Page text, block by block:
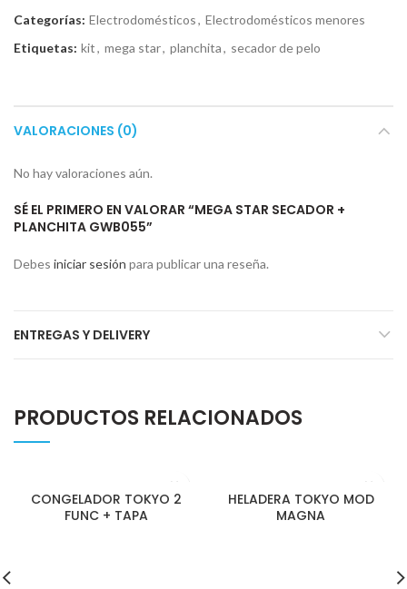
Categorías: Electrodomésticos, Electrodomésticos menores
Etiquetas: kit, mega star, planchita, secador de pelo
VALORACIONES (0)
No hay valoraciones aún.
SÉ EL PRIMERO EN VALORAR “MEGA STAR SECADOR +
PLANCHITA GWB055”
Debes iniciar sesión para publicar una reseña.
ENTREGAS Y DELIVERY
PRODUCTOS RELACIONADOS
CONGELADOR TOKYO 2
FUNC + TAPA
HELADERA TOKYO MOD
MAGNA